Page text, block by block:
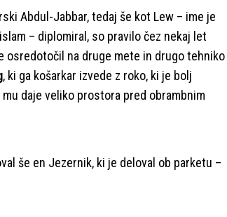
Abdul-Jabbar, tedaj še kot Lew – ime je
– diplomiral, so pravilo čez nekaj let
osredotočil na druge mete in drugo tehniko
, ki ga košarkar izvede z roko, ki je bolj
daje veliko prostora pred obrambnim
še en Jezernik, ki je deloval ob parketu –